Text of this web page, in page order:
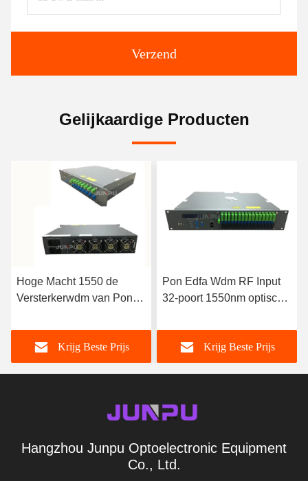
Verzend
Gelijkaardige Producten
Hoge Macht 1550 de
Versterkerwdm van Pon
16 Output per 19dbm, edfa
1550
Krijg Beste Prijs
Pon Edfa Wdm RF Input
32-poort 1550nm optische
Krijg Beste Prijs
Hangzhou Junpu Optoelectronic Equipment
Co., Ltd.